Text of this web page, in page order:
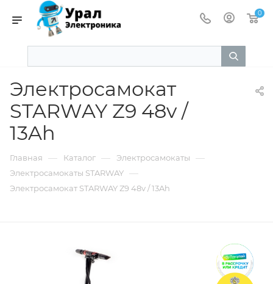
0
Электросамокат
STARWAY Z9 48v /
13Ah
Главная — Каталог — Электросамокаты —
Электросамокаты STARWAY —
Электросамокат STARWAY Z9 48v / 13Ah